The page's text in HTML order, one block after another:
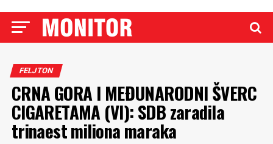
FELJTON
CRNA GORA I MEĐUNARODNI ŠVERC
CIGARETAMA (VI): SDB zaradila
trinaest miliona maraka